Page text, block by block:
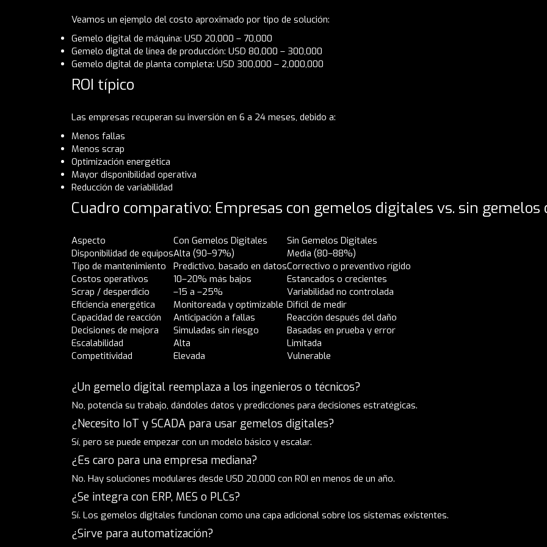
Veamos un ejemplo del costo aproximado por tipo de solución:
Gemelo digital de máquina: USD 20,000 – 70,000
Gemelo digital de línea de producción: USD 80,000 – 300,000
Gemelo digital de planta completa: USD 300,000 – 2,000,000
ROI típico
Las empresas recuperan su inversión en 6 a 24 meses, debido a:
Menos fallas
Menos scrap
Optimización energética
Mayor disponibilidad operativa
Reducción de variabilidad
Cuadro comparativo: Empresas con gemelos digitales vs. sin gemelos
Aspecto Con Gemelos Digitales
Sin Gemelos Digitales
Disponibilidad de equiposAlta (90–97%)
Media (80–88%)
Tipo de mantenimiento
Predictivo, basado en datosCorrectivo o preventivo rígido
Costos operativos
10–20% más bajos
Estancados o crecientes
Scrap / desperdicio
–15 a –25%
Variabilidad no controlada
Eficiencia energética
Monitoreada y optimizable Difícil de medir
Capacidad de reacción
Anticipación a fallas
Reacción después del daño
Decisiones de mejora
Simuladas sin riesgo
Basadas en prueba y error
Escalabilidad
Alta
Limitada
Competitividad
Elevada Vulnerable
¿Un gemelo digital reemplaza a los ingenieros o técnicos?
No, potencia su trabajo, dándoles datos y predicciones para decisiones estratégicas.
¿Necesito IoT y SCADA para usar gemelos digitales?
Sí, pero se puede empezar con un modelo básico y escalar.
¿Es caro para una empresa mediana?
No. Hay soluciones modulares desde USD 20,000 con ROI en menos de un año.
¿Se integra con ERP, MES o PLCs?
Sí. Los gemelos digitales funcionan como una capa adicional sobre los sistemas existentes.
¿Sirve para automatización?